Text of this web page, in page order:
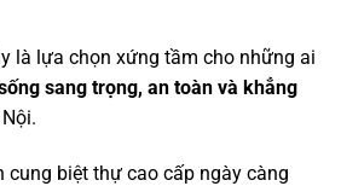
là lựa chọn xứng tầm cho những ai
sang trọng, an toàn và khẳng
cung biệt thự cao cấp ngày càng